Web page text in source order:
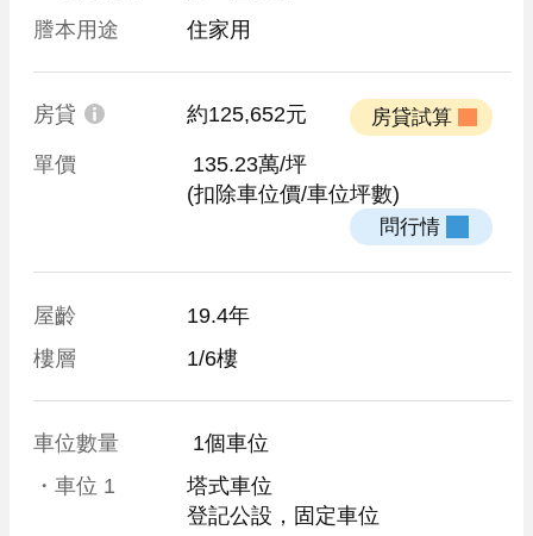
謄本用途
住家用
房貸 約125,652元
單價
135.23萬/坪
(扣除車位價/車位坪數)
屋齡
19.4年
樓層
1/6樓
車位數量
1個車位
・車位 1
塔式車位
登記公設，固定車位